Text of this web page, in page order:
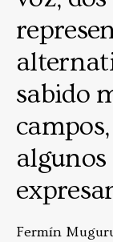
sabido
Fermín